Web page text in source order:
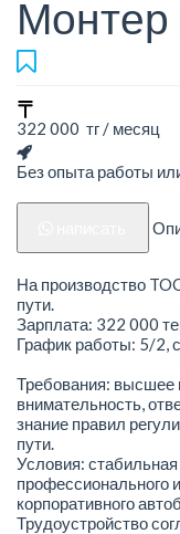
Монтер
322 000 тг / месяц
Без опыта работы
На производство
пути.
Зарплата: 322 000
График работы: 5/2,
Требования: высшее
внимательность,
знание правил
пути.
Условия:
профессионального
корпоративного
Трудоустройство